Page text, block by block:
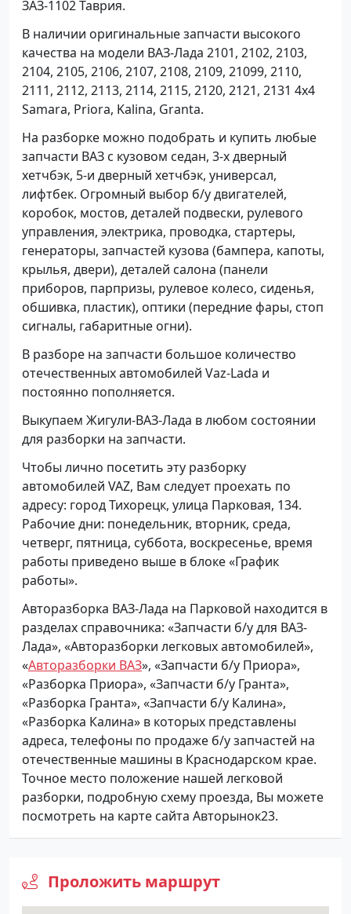
ЗАЗ-1102 Таврия.
В наличии оригинальные запчасти высокого
качества на модели ВАЗ-Лада 2101, 2102, 2103,
2104, 2105, 2106, 2107, 2108, 2109, 21099, 2110,
2111, 2112, 2113, 2114, 2115, 2120, 2121, 2131 4x4
Samara, Priora, Kalina, Granta.
На разборке можно подобрать и купить любые
запчасти ВАЗ с кузовом седан, 3-х дверный
хетчбэк, 5-и дверный хетчбэк, универсал,
лифтбек. Огромный выбор б/у двигателей,
коробок, мостов, деталей подвески, рулевого
управления, электрика, проводка, стартеры,
генераторы, запчастей кузова (бампера, капоты,
крылья, двери), деталей салона (панели
приборов, парпризы, рулевое колесо, сиденья,
обшивка, пластик), оптики (передние фары, стоп
сигналы, габаритные огни).
В разборе на запчасти большое количество
отечественных автомобилей Vaz-Lada и
постоянно пополняется.
Выкупаем Жигули-ВАЗ-Лада в любом состоянии
для разборки на запчасти.
Чтобы лично посетить эту разборку
автомобилей VAZ, Вам следует проехать по
адресу: город Тихорецк, улица Парковая, 134.
Рабочие дни: понедельник, вторник, среда,
четверг, пятница, суббота, воскресенье, время
работы приведено выше в блоке «График
работы».
Авторазборка ВАЗ-Лада на Парковой находится в
разделах справочника: «Запчасти б/у для ВАЗ-
Лада», «Авторазборки легковых автомобилей»,
«Авторазборки ВАЗ», «Запчасти б/у Приора»,
«Разборка Приора», «Запчасти б/у Гранта»,
«Разборка Гранта», «Запчасти б/у Калина»,
«Разборка Калина» в которых представлены
адреса, телефоны по продаже б/у запчастей на
отечественные машины в Краснодарском крае.
Точное место положение нашей легковой
разборки, подробную схему проезда, Вы можете
посмотреть на карте сайта Авторынок23.
Проложить маршрут